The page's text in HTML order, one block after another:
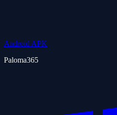
Android APK
Paloma365